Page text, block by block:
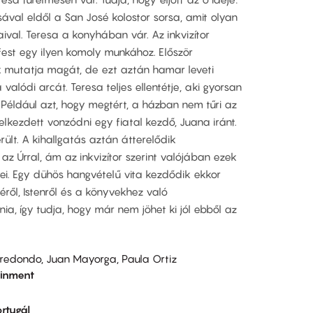
eldől a San José kolostor sorsa, amit olyan
Teresa a konyhában vár. Az inkvizítor
egy ilyen komoly munkához. Először
mutatja magát, de ezt aztán hamar leveti
arcát. Teresa teljes ellentétje, aki gyorsan
azt, hogy megtért, a házban nem tűri az
vonzódni egy fiatal kezdő, Juana iránt.
A kihallgatás aztán átterelődik
Úrral, ám az inkvizítor szerint valójában ezek
Egy dühös hangvételű vita kezdődik ekkor
Istenről és a könyvekhez való
így tudja, hogy már nem jöhet ki jól ebből az
Juan Mayorga, Paula Ortiz